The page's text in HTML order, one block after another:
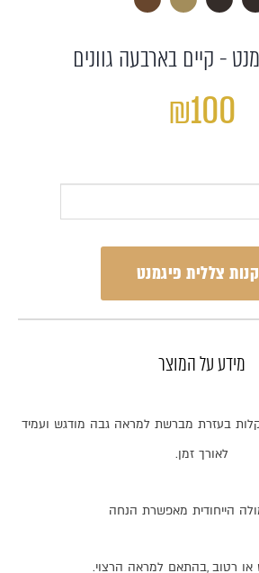
- קיים בארבעה גוונים
₪100
צללית פיגמנט
מידע על המוצר
בעזרת מברשת למראה גבה מודגש ועמיד
לאורך זמן.
הייחודית מאפשרת הנחה
או רטוב ,בהתאם למראה הרצוי.